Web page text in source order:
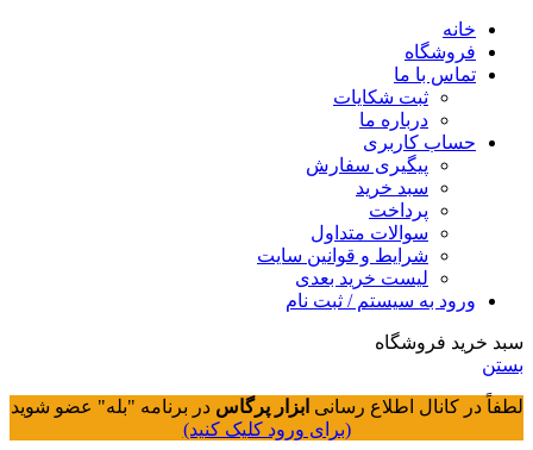
خانه
فروشگاه
تماس با ما
ثبت شکایات
درباره ما
حساب کاربری
پیگیری سفارش
سبد خرید
پرداخت
سوالات متداول
شرایط و قوانین سایت
لیست خرید بعدی
ورود به سیستم / ثبت نام
سبد خرید فروشگاه
بستن
لطفاً در کانال اطلاع رسانی ابزار پرگاس در برنامه "بله" عضو شوید
(برای ورود کلیک کنید)